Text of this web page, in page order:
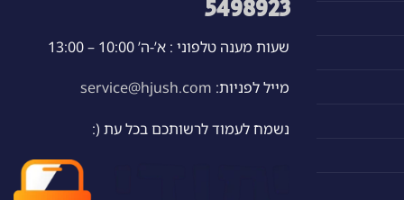
5498923
שעות מענה טלפוני : א’-ה’ 10:00 – 13:00
מייל לפניות: service@hjush.com
נשמח לעמוד לרשותכם בכל עת (: